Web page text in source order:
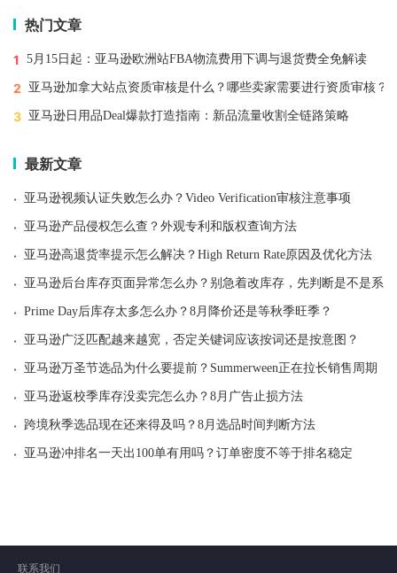
热门文章
1 5月15日起：亚马逊欧洲站FBA物流费用下调与退货费全免解读
2 亚马逊加拿大站点资质审核是什么？哪些卖家需要进行资质审核？
3 亚马逊日用品Deal爆款打造指南：新品流量收割全链路策略
最新文章
· 亚马逊视频认证失败怎么办？Video Verification审核注意事项
· 亚马逊产品侵权怎么查？外观专利和版权查询方法
· 亚马逊高退货率提示怎么解决？High Return Rate原因及优化方法
· 亚马逊后台库存页面异常怎么办？别急着改库存，先判断是不是系
· Prime Day后库存太多怎么办？8月降价还是等秋季旺季？
· 亚马逊广泛匹配越来越宽，否定关键词应该按词还是按意图？
· 亚马逊万圣节选品为什么要提前？Summerween正在拉长销售周期
· 亚马逊返校季库存没卖完怎么办？8月广告止损方法
· 跨境秋季选品现在还来得及吗？8月选品时间判断方法
· 亚马逊冲排名一天出100单有用吗？订单密度不等于排名稳定
联系我们